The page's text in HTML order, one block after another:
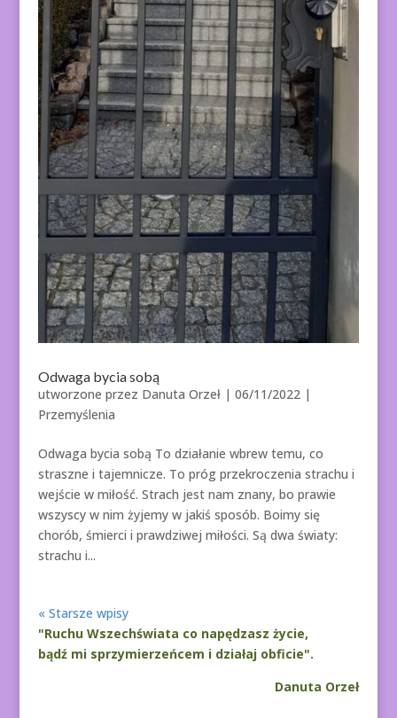
Odwaga bycia sobą
utworzone przez Danuta Orzeł| 06/11/2022|
Przemyślenia
Odwaga bycia sobą To działanie wbrew temu, co
straszne i tajemnicze. To próg przekroczenia strachu i
wejście w miłość. Strach jest nam znany, bo prawie
wszyscy w nim żyjemy w jakiś sposób. Boimy się
chorób, śmierci i prawdziwej miłości. Są dwa światy:
strachu i...
« Starsze wpisy
"Ruchu Wszechświata co napędzasz życie,
bądź mi sprzymierzeńcem i działaj obficie".
Danuta Orzeł